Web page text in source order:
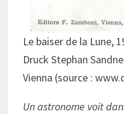
Le baiser de la Lune,
Druck Stephan
Vienna (source :
Un astronome voit